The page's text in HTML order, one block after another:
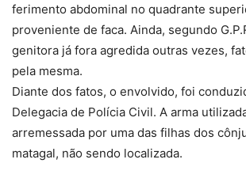
ferimento abdominal no quadrante
proveniente de faca. Ainda, segundo
genitora já fora agredida outras vezes,
pela mesma.
Diante dos fatos, o envolvido, foi
Delegacia de Polícia Civil. A arma
arremessada por uma das filhas dos
matagal, não sendo localizada.